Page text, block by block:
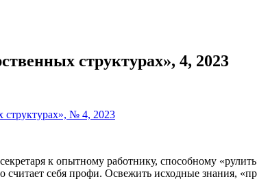
структурах», 4, 2023
структурах», № 4, 2023
к опытному работнику, способному
себя профи. Освежить исходные знания,